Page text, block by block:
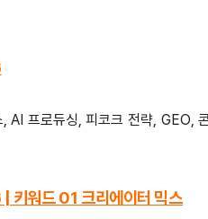
프로듀싱, 피코크 전략, GEO,
키워드 01 크리에이터 믹스